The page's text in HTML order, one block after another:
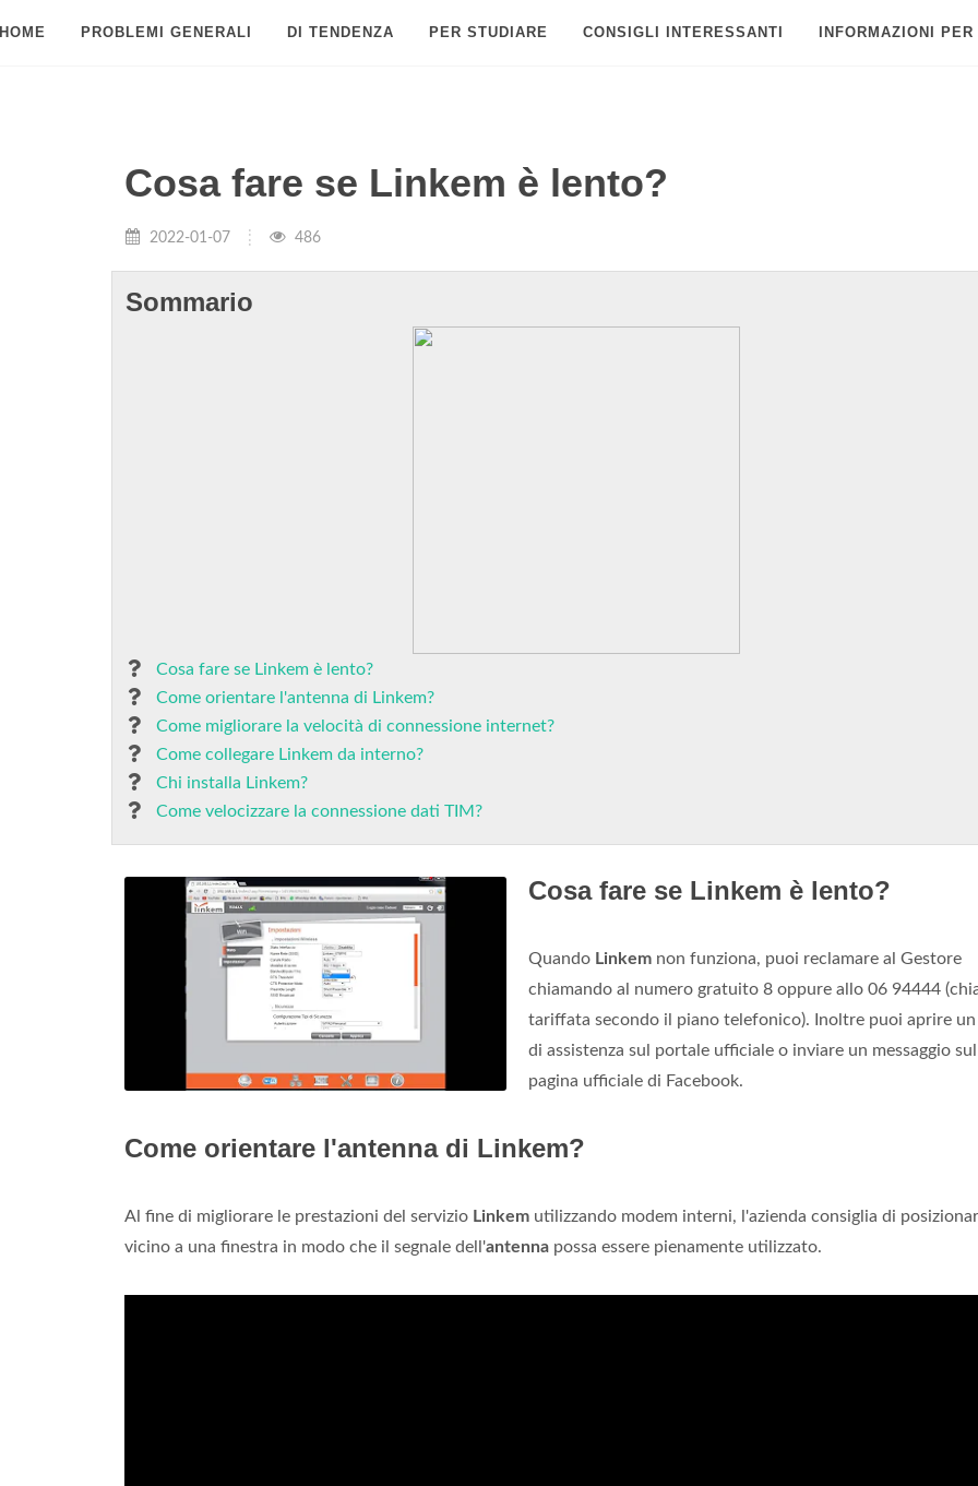
PROBLEMI GENERALI DI TENDENZA PER STUDIARE CONSIGLI INTERESSANTI INFORMAZIONI PER
Cosa fare se Linkem è lento?
2022-01-07 486
Sommario
Cosa fare se Linkem è lento?
Come orientare l'antenna di Linkem?
Come migliorare la velocità di connessione internet?
Come collegare Linkem da interno?
Chi installa Linkem?
Come velocizzare la connessione dati TIM?
Cosa fare se Linkem è lento?
Quando Linkem non funziona, puoi reclamare al Gestore
chiamando al numero gratuito 8 oppure allo 06 94444
tariffata secondo il piano telefonico). Inoltre puoi aprire
di assistenza sul portale ufficiale o inviare un messaggio
pagina ufficiale di Facebook.
Come orientare l'antenna di Linkem?
Al fine di migliorare le prestazioni del servizio Linkem utilizzando modem interni, l'azienda consiglia di
vicino a una finestra in modo che il segnale dell'antenna possa essere pienamente utilizzato.